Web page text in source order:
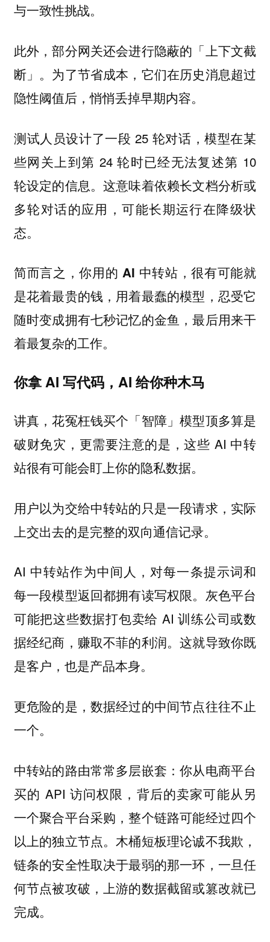
与一致性挑战。
此外，部分网关还会进行隐蔽的「上下文截
断」。为了节省成本，它们在历史消息超过
隐性阈值后，悄悄丢掉早期内容。
测试人员设计了一段 25 轮对话，模型在某
些网关上到第 24 轮时已经无法复述第 10
轮设定的信息。这意味着依赖长文档分析或
多轮对话的应用，可能长期运行在降级状
态。
简而言之，你用的 AI 中转站，很有可能就
是花着最贵的钱，用着最蠢的模型，忍受它
随时变成拥有七秒记忆的金鱼，最后用来干
着最复杂的工作。
你拿 AI 写代码，AI 给你种木马
讲真，花冤枉钱买个「智障」模型顶多算是
破财免灾，更需要注意的是，这些 AI 中转
站很有可能会盯上你的隐私数据。
用户以为交给中转站的只是一段请求，实际
上交出去的是完整的双向通信记录。
AI 中转站作为中间人，对每一条提示词和
每一段模型返回都拥有读写权限。灰色平台
可能把这些数据打包卖给 AI 训练公司或数
据经纪商，赚取不菲的利润。这就导致你既
是客户，也是产品本身。
更危险的是，数据经过的中间节点往往不止
一个。
中转站的路由常常多层嵌套：你从电商平台
买的 API 访问权限，背后的卖家可能从另
一个聚合平台采购，整个链路可能经过四个
以上的独立节点。木桶短板理论诚不我欺，
链条的安全性取决于最弱的那一环，一旦任
何节点被攻破，上游的数据截留或篡改就已
完成。